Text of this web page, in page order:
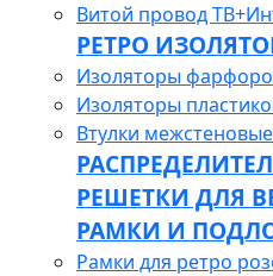
Витой провод
РЕТРО
Изоляторы
Изоляторы
Втулки
РЕШЕТКИ ДЛЯ
РАМКИ И
Рамки для ретро